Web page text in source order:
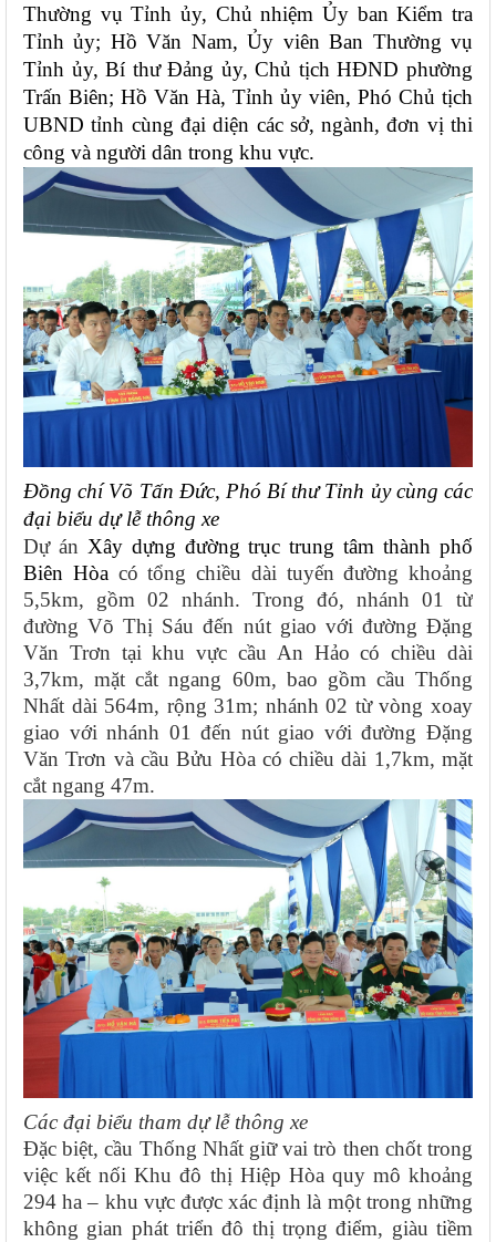
Thường vụ Tỉnh ủy, Chủ nhiệm Ủy ban Kiểm tra
Tỉnh ủy; Hồ Văn Nam, Ủy viên Ban Thường vụ
Tỉnh ủy, Bí thư Đảng ủy, Chủ tịch HĐND phường
Trấn Biên; Hồ Văn Hà, Tỉnh ủy viên, Phó Chủ tịch
UBND tỉnh cùng đại diện các sở, ngành, đơn vị thi
công và người dân trong khu vực.
Đồng chí Võ Tấn Đức, Phó Bí thư Tỉnh ủy cùng các
đại biểu dự lễ thông xe
Dự án Xây dựng đường trục trung tâm thành phố
Biên Hòa có tổng chiều dài tuyến đường khoảng
5,5km, gồm 02 nhánh. Trong đó, nhánh 01 từ
đường Võ Thị Sáu đến nút giao với đường Đặng
Văn Trơn tại khu vực cầu An Hảo có chiều dài
3,7km, mặt cắt ngang 60m, bao gồm cầu Thống
Nhất dài 564m, rộng 31m; nhánh 02 từ vòng xoay
giao với nhánh 01 đến nút giao với đường Đặng
Văn Trơn và cầu Bửu Hòa có chiều dài 1,7km, mặt
cắt ngang 47m.
Các đại biểu tham dự lễ thông xe
Đặc biệt, cầu Thống Nhất giữ vai trò then chốt trong
việckết nối Khu đô thị Hiệp Hòa quy mô khoảng
294 ha– khu vực được xác định là một trong những
không gian phát triển đô thị trọng điểm, giàu tiềm